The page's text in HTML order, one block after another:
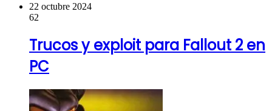
22 octubre 2024
62
Trucos y exploit para Fallout 2 en
PC